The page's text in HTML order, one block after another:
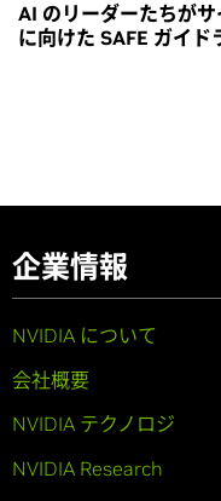
AI のリーダーたちが
に向けた SAFE ガイド
企業情報
NVIDIA について
会社概要
NVIDIA テクノロジ
NVIDIA Research